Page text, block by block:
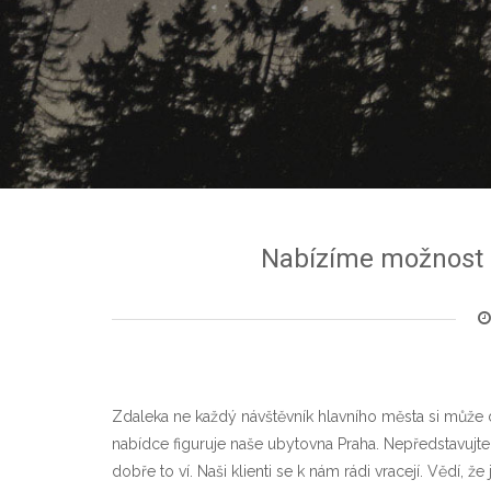
Nabízíme
Zdaleka ne každý návštěvník hlavního města si
nabídce figuruje naše ubytovna Praha .
dobře to ví. Naši klienti se k nám rádi vracejí. Vědí,